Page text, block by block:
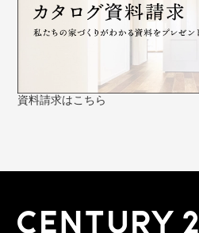
資料請求はこちら